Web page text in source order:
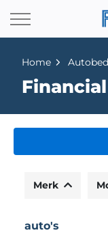
Home
Merk
auto's